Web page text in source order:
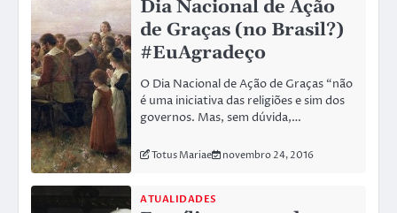
Dia Nacional de Ação
de Graças (no Brasil?)
#EuAgradeço
O Dia Nacional de Ação de Graças “não
é uma iniciativa das religiões e sim dos
governos. Mas, sem dúvida,…
Totus Mariae novembro 24, 2016
ATUALIDADES